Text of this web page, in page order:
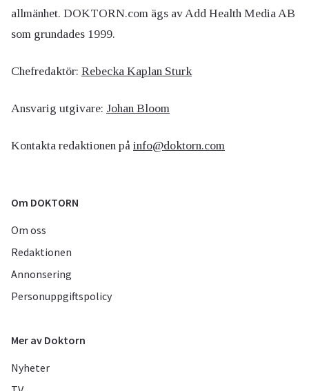
allmänhet. DOKTORN.com ägs av Add Health Media AB
som grundades 1999.
Chefredaktör: Rebecka Kaplan Sturk
Ansvarig utgivare: Johan Bloom
Kontakta redaktionen på info@doktorn.com
Om DOKTORN
Om oss
Redaktionen
Annonsering
Personuppgiftspolicy
Mer av Doktorn
Nyheter